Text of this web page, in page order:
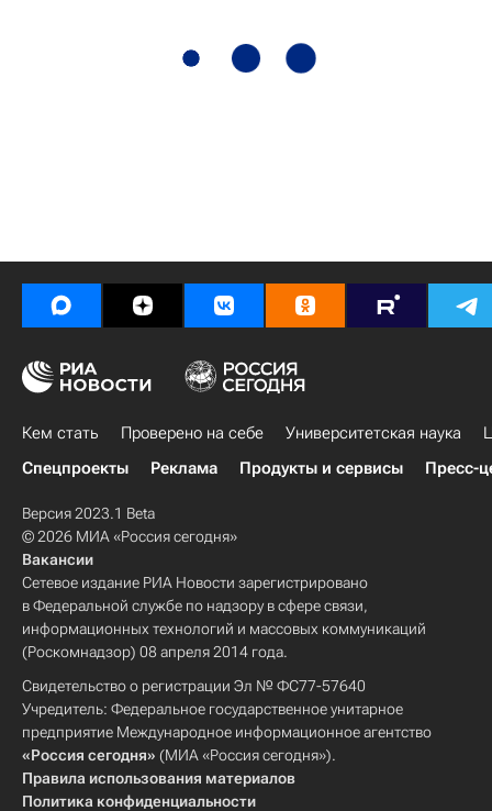
Кем стать Проверено на себе Университетская наука
Спецпроекты
Реклама Продукты и сервисы Пресс-
Версия 2023.1 Beta
© 2026 МИА «Россия сегодня»
Вакансии
Сетевое издание РИА Новости зарегистрировано
в Федеральной службе по надзору в сфере связи,
информационных технологий и массовых коммуникаций
(Роскомнадзор) 08 апреля 2014 года.
Свидетельство о регистрации Эл № ФС77-57640
Учредитель: Федеральное государственное унитарное
предприятие Международное информационное агентство
«Россия сегодня» (МИА «Россия сегодня»).
Правила использования материалов
Политика конфиденциальности